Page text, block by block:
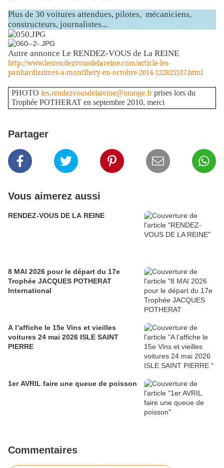
Plus de 30 voitures attendues, pilotes, mécaniciens,
constructeurs, journalistes...
Autre annonce Le RENDEZ-VOUS de La REINE
http://www.lesrendezvousdelareine.com/article-les-
panhardissimes-a-montlhery-en-octobre-2014-122825537.html
PHOTO les.rendezvousdelareine@orange.frprises lors du
Trophée POTHERAT en septembre 2010, merci
Partager
Vous aimerez aussi
RENDEZ-VOUS DE LA REINE
8 MAI 2026 pour le départ du 17e
Trophée JACQUES POTHERAT
International
A l’affiche le 15e Vins et vieilles
voitures 24 mai 2026 ISLE SAINT
PIERRE
1er AVRIL faire une queue de poisson
Commentaires